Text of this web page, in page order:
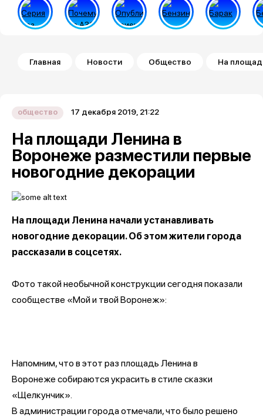
Строка навигации
Главная Новости Общество На
общество 17 декабря 2019, 21:22
На площади Ленина в
Воронеже разместили первые
новогодние декорации
На площади Ленина начали устанавливать
новогодние декорации. Об этом жители города
рассказали в соцсетях.
Фото такой необычной конструкции сегодня показали
сообществе «Мой и твой Воронеж»:
Напомним, что в этот раз площадь Ленина в
Воронеже собираются украсить в стиле сказки
«Щелкунчик».
В администрации города отмечали, что было решено